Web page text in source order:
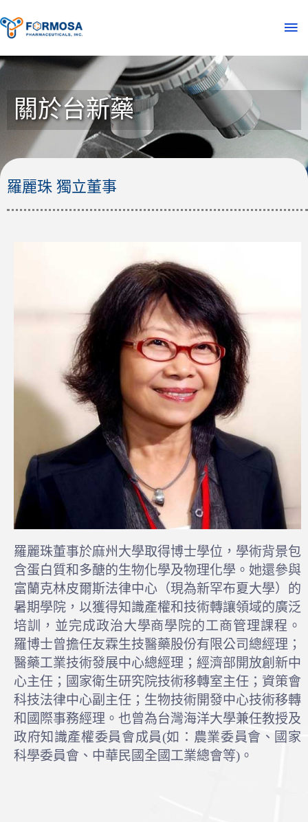
關於台新藥
羅麗珠 獨立董事
羅麗珠董事於麻州大學取得博士學位，學術背景包
含蛋白質和多醣的生物化學及物理化學。她還參與
富蘭克林皮爾斯法律中心（現為新罕布夏大學）的
暑期學院，以獲得知識產權和技術轉讓領域的廣泛
培訓，並完成政治大學商學院的工商管理課程。
羅博士曾擔任友霖生技醫藥股份有限公司總經理；
醫藥工業技術發展中心總經理；經濟部開放創新中
心主任；國家衛生研究院技術移轉室主任；資策會
科技法律中心副主任；生物技術開發中心技術移轉
和國際事務經理。也曾為台灣海洋大學兼任教授及
政府知識產權委員會成員(如：農業委員會、國家
科學委員會、中華民國全國工業總會等)。